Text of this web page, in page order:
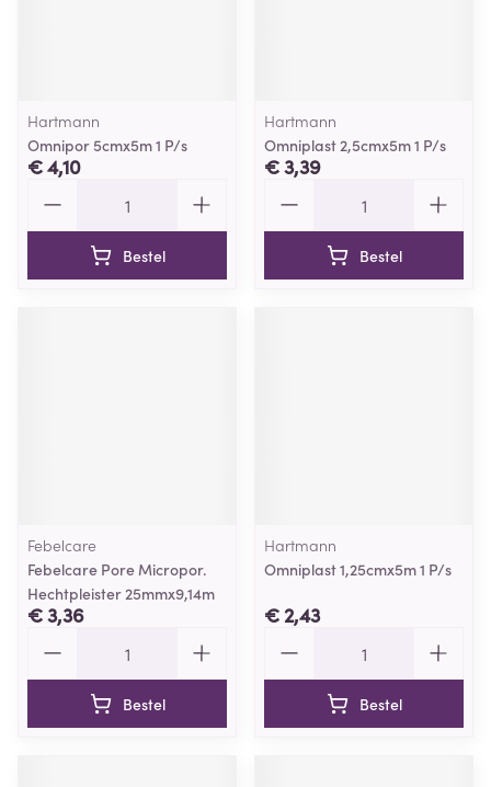
Hartmann
Omnipor 5cmx5m 1 P/s
€ 4,10
Bestel
Hartmann
Omniplast 2,5cmx5m 1 P/s
€ 3,39
Bestel
Febelcare
Febelcare Pore Micropor.
Hechtpleister 25mmx9,14m
€ 3,36
Bestel
Hartmann
Omniplast 1,25cmx5m 1 P/s
€ 2,43
Bestel